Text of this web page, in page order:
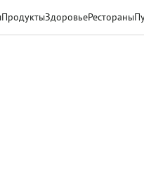
ПродуктыЗдоровьеРестораны